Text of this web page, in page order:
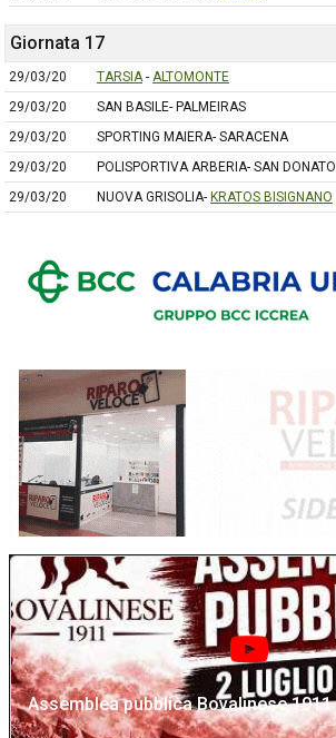
Giornata 17
29/03/20 TARSIA- ALTOMONTE
29/03/20
SAN BASILE- PALMEIRAS
29/03/20
SPORTING MAIERA- SARACENA
29/03/20
POLISPORTIVA ARBERIA- SAN DONATO
29/03/20
NUOVA GRISOLIA- KRATOS BISIGNANO
Assemblea pubblica Bovalinese 1911